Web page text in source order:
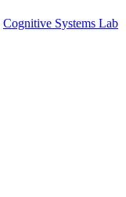
Cognitive Systems Lab